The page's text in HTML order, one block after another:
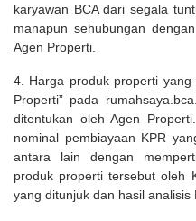
karyawan BCA dari segala
manapun sehubungan
Agen Properti.
4. Harga produk properti yang
Properti” pada
ditentukan oleh Agen
nominal pembiayaan KPR
antara lain dengan
produk properti tersebut oleh
yang ditunjuk dan hasil analisis